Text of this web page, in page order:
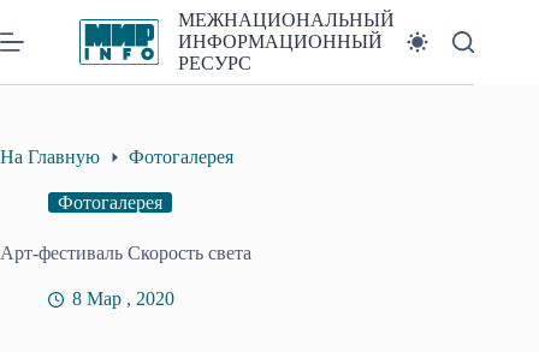
к
сути
МЕЖНАЦИОНАЛЬНЫЙ
ИНФОРМАЦИОННЫЙ
РЕСУРС
На Главную Фотогалерея
Фотогалерея
Арт-фестиваль Скорость света
8 Мар , 2020